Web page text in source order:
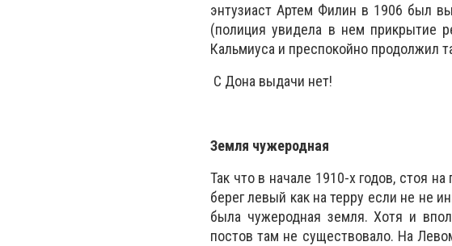
энтузиаст Артем Филин в 1906 был
(полиция увидела в нем прикрытие
Кальмиуса и преспокойно продолжил
С Дона выдачи нет!
Земля чужеродная
Так что в начале 1910-х годов, стоя
берег левый как на терру если не не
была чужеродная земля. Хотя и
постов там не существовало. На